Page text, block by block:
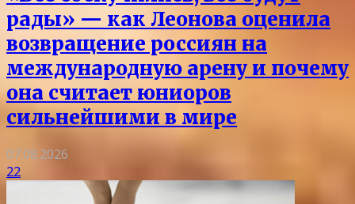
рады» — как Леонова оценила
возвращение россиян на
международную арену и почему
она считает юниоров
сильнейшими в мире
07.08.2026
22